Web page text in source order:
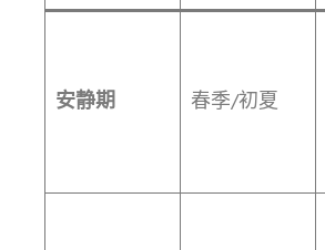
安静期 春季/初夏